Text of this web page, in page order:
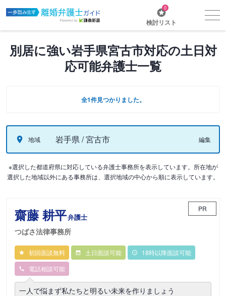
0
検討リスト
別居に強い岩手県宮古市対応の土日対
応可能弁護士一覧
全1件見つかりました。
地域 岩手県 / 宮古市 編集
※選択した都道府県に対応している弁護士事務所を表示しています。所在地が
選択した地域以外にある事務所は、選択地域の中心から順に表示しています。
齋藤 耕平弁護士
つばさ法律事務所
PR
初回面談無料 土日面談可能
18時以降面談可能
電話相談可能
一人で悩まず私たちと明るい未来を作りましょう